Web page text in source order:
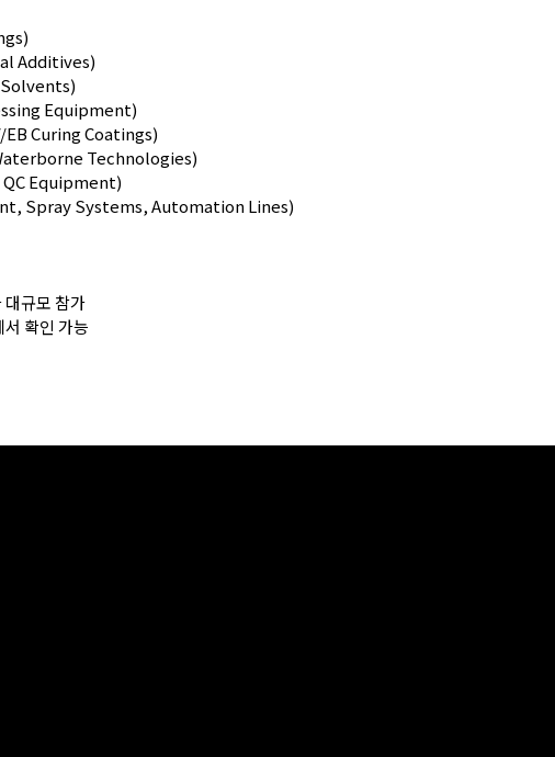
Additives)
Solvents)
Equipment)
EB Curing Coatings)
Technologies)
QC Equipment)
Spray Systems, Automation Lines)
대규모 참가
확인 가능